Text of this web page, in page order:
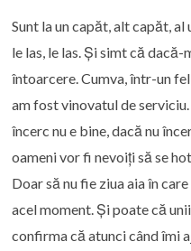
Sunt la un capăt, alt capăt,
le las, le las. Și simt că
întoarcere. Cumva, într-un
am fost vinovatul de
încerc nu e bine, dacă nu
oameni vor fi nevoiți să se
Doar să nu fie ziua aia în
acel moment. Și poate că
confirma că atunci când îmi